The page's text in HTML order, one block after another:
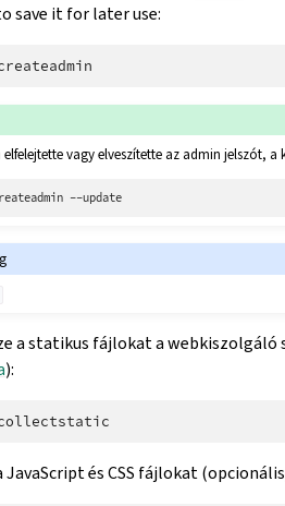
save it for later use:
vagy elveszítette az admin jelszót,
a statikus fájlokat a webkiszolgáló
):
és CSS fájlokat